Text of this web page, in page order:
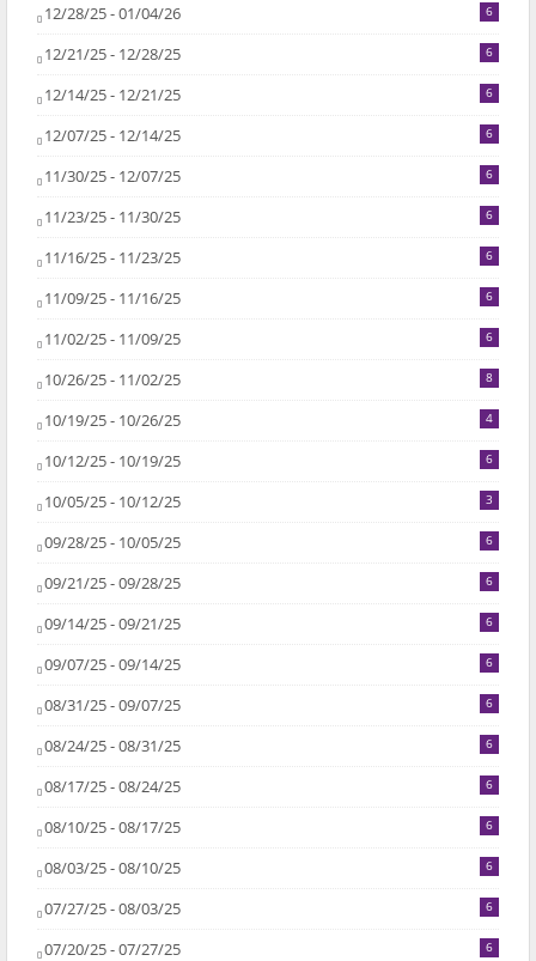
12/28/25 - 01/04/26 6
12/21/25 - 12/28/25 6
12/14/25 - 12/21/25 6
12/07/25 - 12/14/25 6
11/30/25 - 12/07/25 6
11/23/25 - 11/30/25 6
11/16/25 - 11/23/25 6
11/09/25 - 11/16/25 6
11/02/25 - 11/09/25 6
10/26/25 - 11/02/25 8
10/19/25 - 10/26/25 4
10/12/25 - 10/19/25 6
10/05/25 - 10/12/25 3
09/28/25 - 10/05/25 6
09/21/25 - 09/28/25 6
09/14/25 - 09/21/25 6
09/07/25 - 09/14/25 6
08/31/25 - 09/07/25 6
08/24/25 - 08/31/25 6
08/17/25 - 08/24/25 6
08/10/25 - 08/17/25 6
08/03/25 - 08/10/25 6
07/27/25 - 08/03/25 6
07/20/25 - 07/27/25 6